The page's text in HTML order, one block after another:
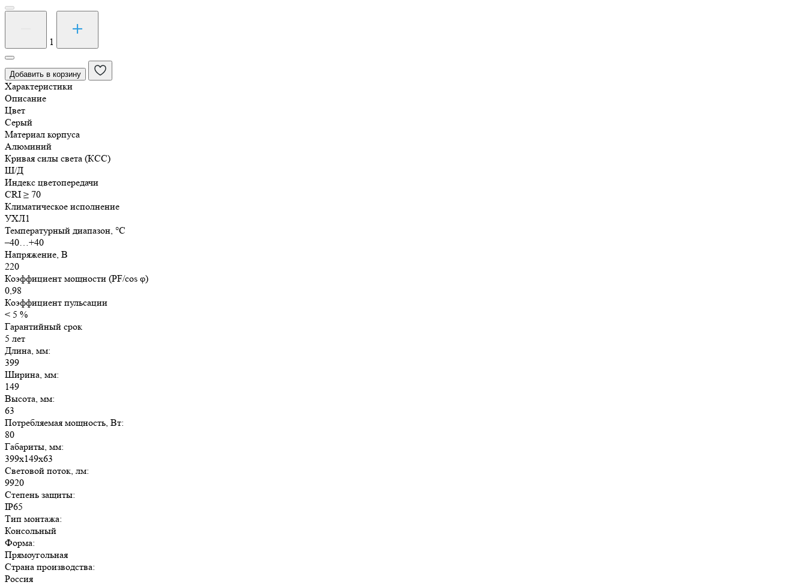
Количество
товара
Светильник
светодиодный
консольный
ДКУ
Стандарт
1
Добавить в корзину
Характеристики
Описание
Цвет
Серый
Материал корпуса
Алюминий
Кривая силы света (КСС)
Ш/Д
Индекс цветопередачи
CRI ≥ 70
Климатическое исполнение
УХЛ1
Температурный диапазон, °C
–40…+40
Напряжение, В
220
Коэффициент мощности (PF/cos φ)
0,98
Коэффициент пульсации
< 5 %
Гарантийный срок
5 лет
Длина, мм:
399
Ширина, мм:
149
Высота, мм:
63
Потребляемая мощность, Вт:
80
Габариты, мм:
399х149х63
Световой поток, лм:
9920
Степень защиты:
IP65
Тип монтажа:
Консольный
Форма:
Прямоугольная
Страна производства:
Россия